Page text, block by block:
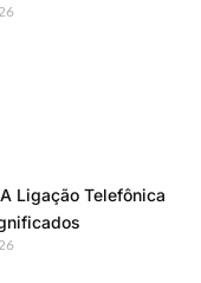
Ligação Telefônica